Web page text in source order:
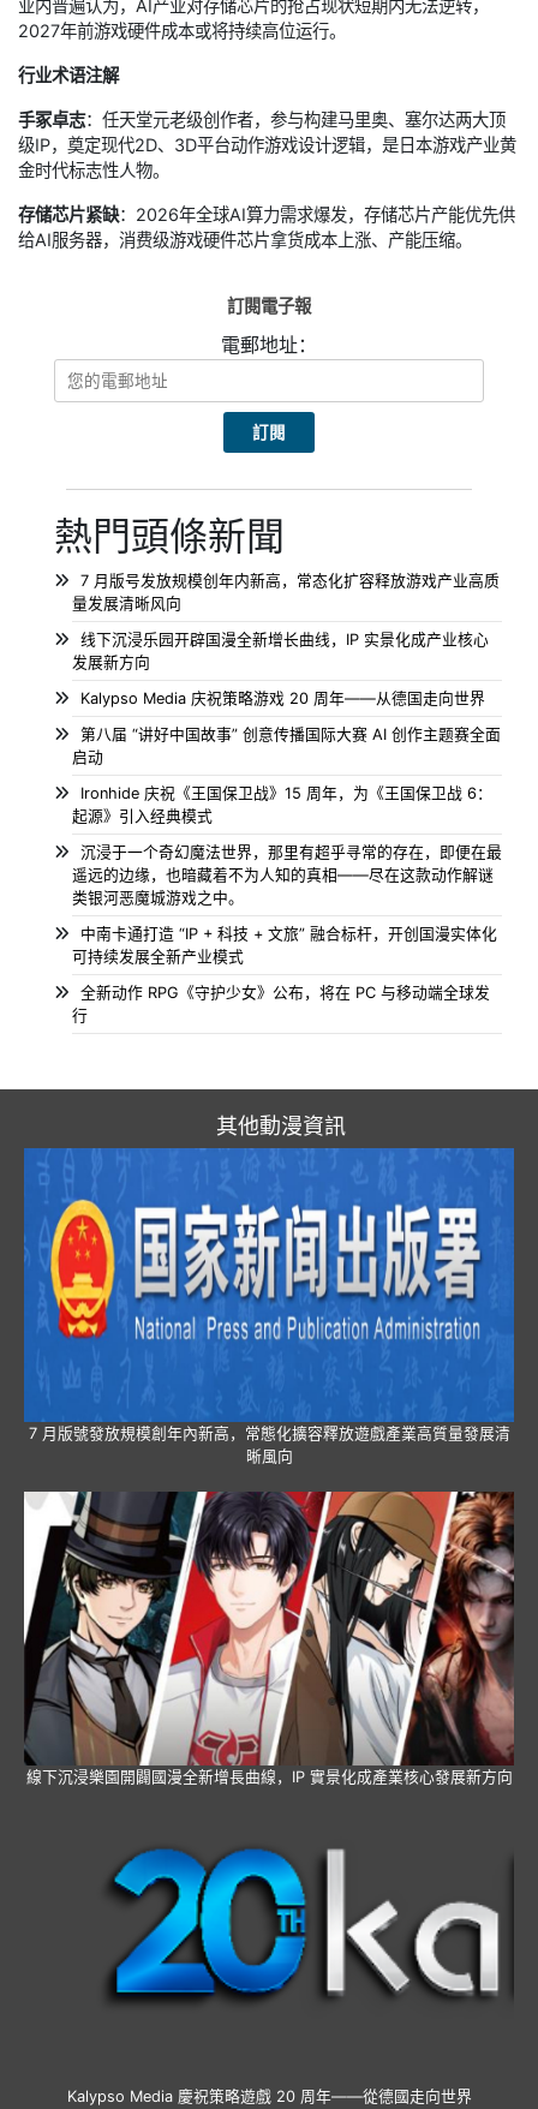
业内普遍认为，AI产业对存储芯片的抢占现状短期内无法逆转，
2027年前游戏硬件成本或将持续高位运行。
行业术语注解
手冢卓志：任天堂元老级创作者，参与构建马里奥、塞尔达两大顶
级IP，奠定现代2D、3D平台动作游戏设计逻辑，是日本游戏产业黄
金时代标志性人物。
存储芯片紧缺：2026年全球AI算力需求爆发，存储芯片产能优先供
给AI服务器，消费级游戏硬件芯片拿货成本上涨、产能压缩。
訂閱電子報
電郵地址：
熱門頭條新聞
7 月版号发放规模创年内新高，常态化扩容释放游戏产业高质
量发展清晰风向
线下沉浸乐园开辟国漫全新增长曲线，IP 实景化成产业核心
发展新方向
Kalypso Media 庆祝策略游戏 20 周年——从德国走向世界
第八届 “讲好中国故事” 创意传播国际大赛 AI 创作主题赛全面
启动
Ironhide 庆祝《王国保卫战》15 周年，为《王国保卫战 6：
起源》引入经典模式
沉浸于一个奇幻魔法世界，那里有超乎寻常的存在，即便在最
遥远的边缘，也暗藏着不为人知的真相——尽在这款动作解谜
类银河恶魔城游戏之中。
中南卡通打造 “IP + 科技 + 文旅” 融合标杆，开创国漫实体化
可持续发展全新产业模式
全新动作 RPG《守护少女》公布，将在 PC 与移动端全球发
行
其他動漫資訊
7 月版號發放規模創年內新高，常態化擴容釋放遊戲產業高質量發展清
晰風向
線下沉浸樂園開闢國漫全新增長曲線，IP 實景化成產業核心發展新方向
Kalypso Media 慶祝策略遊戲 20 周年——從德國走向世界